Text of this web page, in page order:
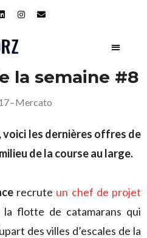
la semaine #8
–Mercato
voici les dernières offres de
de la course au large.
recrute un chef de projet
flotte de catamarans qui
des villes d’escales de la